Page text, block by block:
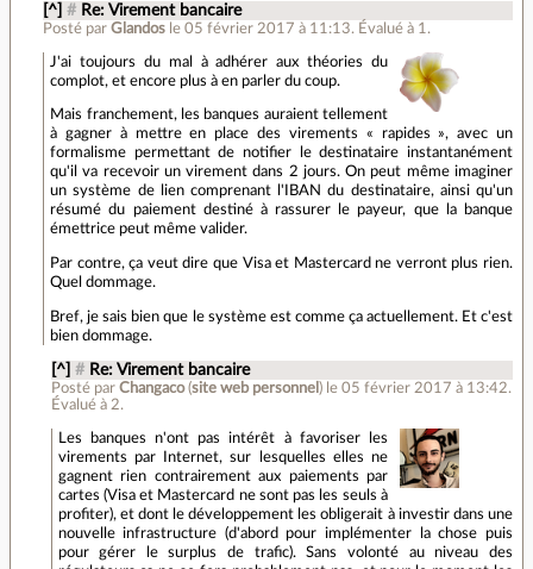
[^] # Re: Virement bancaire
Posté parGlandos le 05 février 2017 à 11:13. Évalué à 1 .
J'ai toujours du mal à adhérer aux théories du
complot, et encore plus à en parler du coup.
Mais franchement, les banques auraient tellement
à gagner à mettre en place des virements « rapides », avec un
formalisme permettant de notifier le destinataire instantanément
qu'il va recevoir un virement dans 2 jours. On peut même imaginer
un système de lien comprenant l'IBAN du destinataire, ainsi qu'un
résumé du paiement destiné à rassurer le payeur, que la banque
émettrice peut même valider.
Par contre, ça veut dire que Visa et Mastercard ne verront plus rien.
Quel dommage.
Bref, je sais bien que le système est comme ça actuellement. Et c'est
bien dommage.
[^] # Re: Virement bancaire
Posté par Changaco(site web personnel ) le 05 février 2017 à 13:42.
Évalué à 2.
Les banques n'ont pas intérêt à favoriser les
virements par Internet, sur lesquelles elles ne
gagnent rien contrairement aux paiements par
cartes (Visa et Mastercard ne sont pas les seuls à
profiter), et dont le développement les obligerait à investir dans une
nouvelle infrastructure (d'abord pour implémenter la chose puis
pour gérer le surplus de trafic). Sans volonté au niveau des